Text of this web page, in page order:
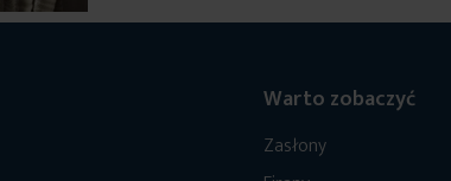
Warto zobaczyć
Zasłony